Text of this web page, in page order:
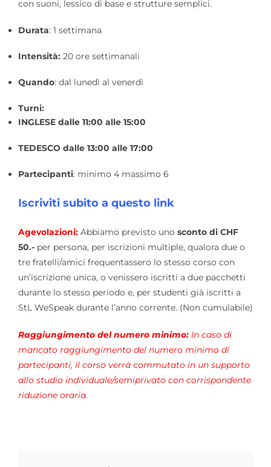
con suoni, lessico di base e strutture semplici.
Durata: 1 settimana
Intensità: 20 ore settimanali
Quando: dal lunedì al venerdì
Turni:
INGLESE dalle 11:00 alle 15:00
TEDESCO dalle 13:00 alle 17:00
Partecipanti: minimo 4 massimo 6
Iscriviti subito a questo link
Agevolazioni: Abbiamo previsto uno sconto di CHF
50.- per persona, per iscrizioni multiple, qualora due o
tre fratelli/amici frequentassero lo stesso corso con
un’iscrizione unica, o venissero iscritti a due pacchetti
durante lo stesso periodo e, per studenti già iscritti a
StL WeSpeak durante l’anno corrente. (Non cumulabile)
Raggiungimento del numero minimo: In caso di
mancato raggiungimento del numero minimo di
partecipanti, il corso verrà commutato in un supporto
allo studio individuale/semiprivato con corrispondente
riduzione oraria.